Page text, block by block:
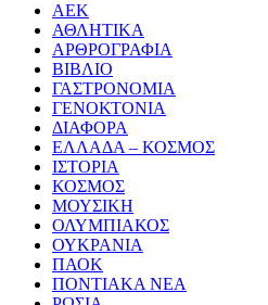
ΑΕΚ
ΑΘΛΗΤΙΚΑ
ΑΡΘΡΟΓΡΑΦΙΑ
ΒΙΒΛΙΟ
ΓΑΣΤΡΟΝΟΜΙΑ
ΓΕΝΟΚΤΟΝΙΑ
ΔΙΑΦΟΡΑ
ΕΛΛΑΔΑ – ΚΟΣΜΟΣ
ΙΣΤΟΡΙΑ
ΚΟΣΜΟΣ
ΜΟΥΣΙΚΗ
ΟΛΥΜΠΙΑΚΟΣ
ΟΥΚΡΑΝΙΑ
ΠΑΟΚ
ΠΟΝΤΙΑΚΑ ΝΕΑ